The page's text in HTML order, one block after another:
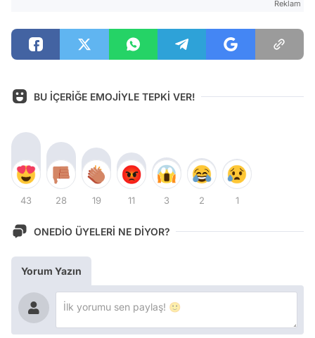
Reklam
BU İÇERİĞE EMOJİYLE TEPKİ VER!
43 28 19 11 3 2 1
ONEDİO ÜYELERİ NE DİYOR?
Yorum Yazın